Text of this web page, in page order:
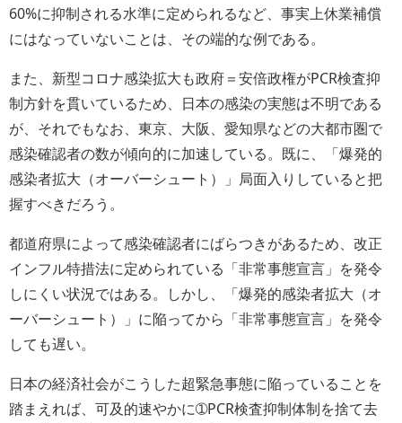
60%に抑制される水準に定められるなど、事実上休業補償
にはなっていないことは、その端的な例である。
また、新型コロナ感染拡大も政府＝安倍政権がPCR検査抑
制方針を貫いているため、日本の感染の実態は不明である
が、それでもなお、東京、大阪、愛知県などの大都市圏で
感染確認者の数が傾向的に加速している。既に、「爆発的
感染者拡大（オーバーシュート）」局面入りしていると把
握すべきだろう。
都道府県によって感染確認者にばらつきがあるため、改正
インフル特措法に定められている「非常事態宣言」を発令
しにくい状況ではある。しかし、「爆発的感染者拡大（オ
ーバーシュート）」に陥ってから「非常事態宣言」を発令
しても遅い。
日本の経済社会がこうした超緊急事態に陥っていることを
踏まえれば、可及的速やかに➀PCR検査抑制体制を捨て去